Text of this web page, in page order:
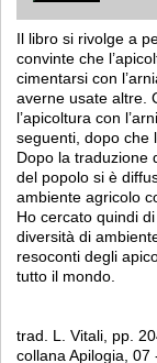
Il libro si rivolge a
convinte che
cimentarsi con
averne usate altre.
l’apicoltura con
seguenti, dopo che
Dopo la traduzione
del popolo si è
ambiente agricolo
Ho cercato quindi
diversità di
resoconti degli
tutto il mondo.
trad. L. Vitali, pp.
collana Apilogia,